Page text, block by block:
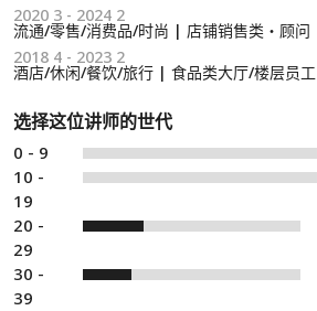
2020 3 - 2024 2
流通/零售/消费品/时尚 | 店铺销售类・顾问
2018 4 - 2023 2
酒店/休闲/餐饮/旅行 | 食品类大厅/楼层员工
选择这位讲师的世代
0 - 9
10 -
19
20 -
29
30 -
39